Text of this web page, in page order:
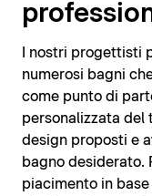
I nostri progettisti
numerosi bagni
come punto di
personalizzata del
design proposti e
bagno desiderato.
piacimento in